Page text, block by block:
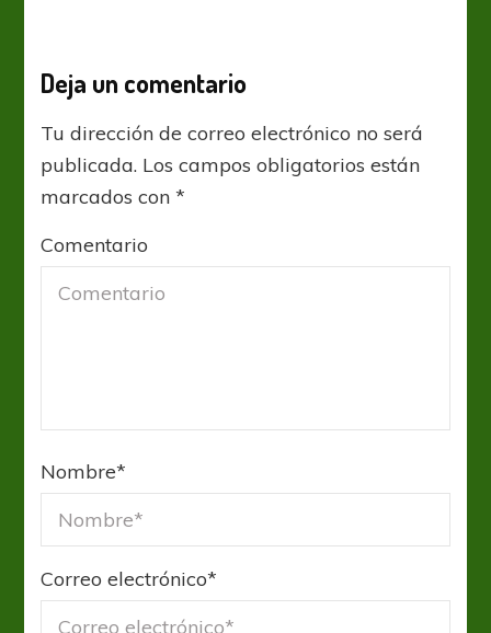
Deja un comentario
Tu dirección de correo electrónico no será
publicada. Los campos obligatorios están
marcados con*
Comentario
Nombre*
Correo electrónico*